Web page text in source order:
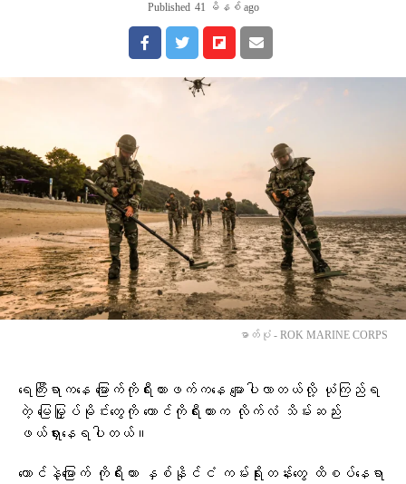
Published 41 မိနစ် ago
ဓာတ်ပုံ - ROK MARINE CORPS
ရေကြီးရာကနေ မြောက်ကိုရီးယားဖက်ကနေ မျောပါလာတယ်လို့ ယုံကြည်ရ
တဲ့ မြေမြှုပ်မိုင်းတွေကို တောင်ကိုရီးယားက လိုက်လံ သိမ်းဆည်း
ဖယ်ရှားနေရပါတယ်။
တောင်နဲ့မြောက် ကိုရီးယား နှစ်နိုင်ငံ ကမ်းရိုးတန်းတွေ ထိစပ်နေရာ